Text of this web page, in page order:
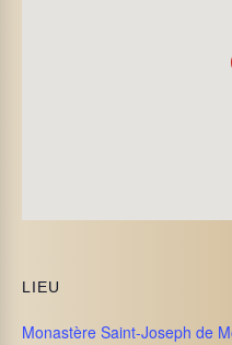
LIEU
Monastère Saint-Joseph de